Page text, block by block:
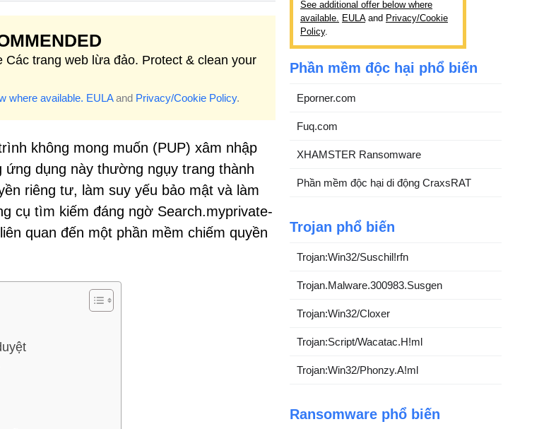
Các trang web lừa đảo. Protect & clean your
where available. EULAand Privacy/Cookie Policy.
không mong muốn (PUP) xâm nhập
dụng này thường ngụy trang thành
riêng tư, làm suy yếu bảo mật và làm
cụ tìm kiếm đáng ngờ Search.myprivate-
quan đến một phần mềm chiếm quyền
See additional offer below where
available. EULAand Privacy/Cookie
Policy.
Phần mềm độc hại phổ biến
Eporner.com
Fuq.com
XHAMSTER Ransomware
Phần mềm độc hại di động CraxsRAT
Trojan phổ biến
Trojan:Win32/Suschil!rfn
Trojan.Malware.300983.Susgen
Trojan:Win32/Cloxer
Trojan:Script/Wacatac.H!ml
Trojan:Win32/Phonzy.A!ml
Ransomware phổ biến